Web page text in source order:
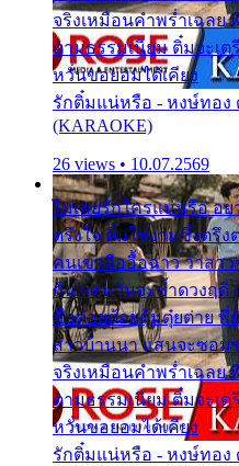
จริงเหมือนคำพร่ำเฉลย
ตามธรรมเนียม ติ๋มจะเ
หวั่นขอยอมได้เคียง
รักติ๋มแน่หรือ - หงษ์ทอง
(KARAOKE)
26 views • 10.07.2569
ไม่เคยรักใครแน่หรือ อ
ตรึงใจ ติ๋มใช่งามซึ้งตรึ
คนเขาลืออื้อฉาว ว่าสา
กัน แต่หวั่นจะช้ำดวงฤ
ชื่อต๋อยต้อยตุ้มตุ๋ยต่าย พี่
สาวบ้านนา แสนจะซอม
จริงเหมือนคำพร่ำเฉลย
ตามธรรมเนียม ติ๋มจะเ
หวั่นขอยอมได้เคียง
รักติ๋มแน่หรือ - หงษ์ทอง